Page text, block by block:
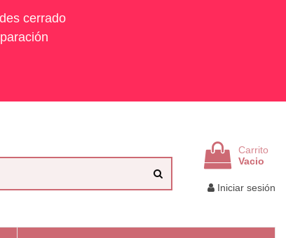
cerrado
Carrito
Vacio
Iniciar sesión